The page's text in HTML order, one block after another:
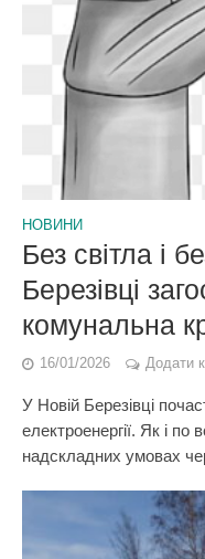
НОВИНИ
Без світла і
Березівці
комунальна
16/01/2026 Додати
У Новій Березівці
електроенергії. Як і по
надскладних умовах